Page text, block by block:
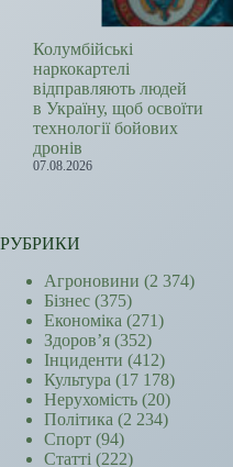
Колумбійські
наркокартелі
відправляють людей
в Україну, щоб освоїти
технології бойових
дронів
07.08.2026
РУБРИКИ
Агроновини (2 374)
Бізнес (375)
Економіка (271)
Здоров’я (352)
Інциденти (412)
Культура (17 178)
Нерухомість (20)
Політика (2 234)
Спорт (94)
Статті (222)